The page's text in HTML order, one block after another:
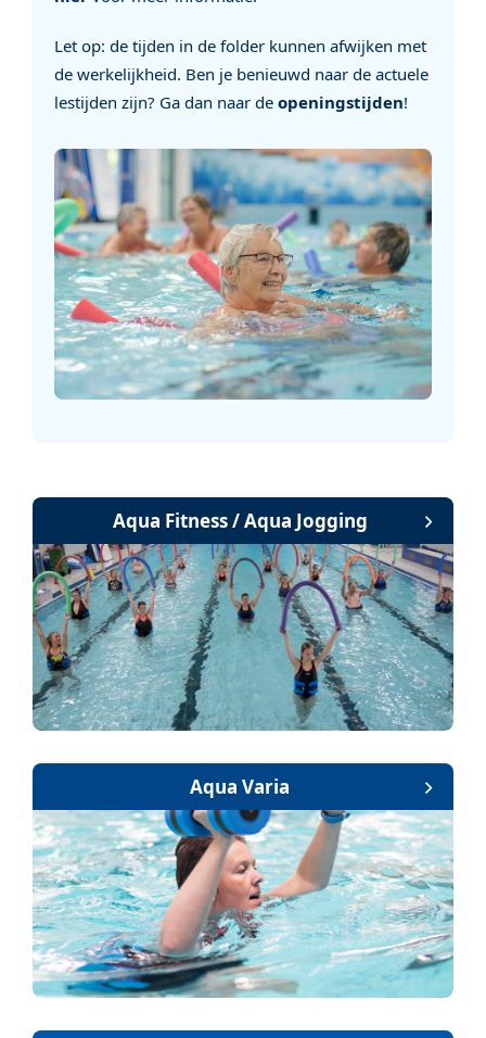
Let op: de tijden in de folder kunnen afwijken met
de werkelijkheid. Ben je benieuwd naar de actuele
lestijden zijn? Ga dan naar de openingstijden!
Aqua Fitness / Aqua Jogging
Aqua Varia